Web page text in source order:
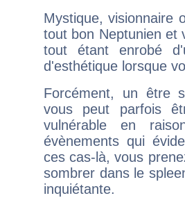
Mystique, visionnaire
tout bon Neptunien et
tout étant enrobé
d'esthétique lorsque
Forcément, un être
vous peut parfois
vulnérable en
évènements qui
ces cas-là, vous
sombrer dans le
inquiétante.